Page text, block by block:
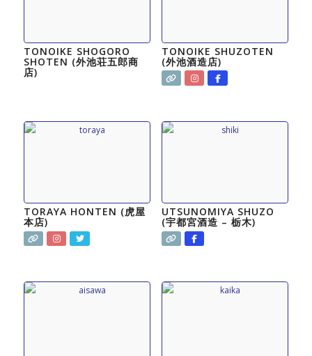
TONOIKE SHOGORO
SHOTEN (外池荘五郎商
店)
TONOIKE SHUZOTEN
(外池酒造店)
TORAYA HONTEN (虎屋
本店)
UTSUNOMIYA SHUZO
(宇都宮酒造 – 栃木)